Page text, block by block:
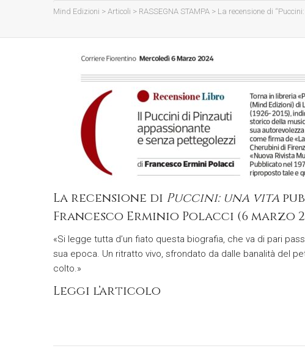
Mind Edizioni > Articoli > RASSEGNA STAMPA > La recensione di
La recensione di Puccini: una vita
Francesco Erminio Polacci (6 marzo
«Si legge tutta d’un fiato questa biografia, che va di pari
sua epoca. Un ritratto vivo, sfrondato da dalle banalità del
colto.»
Leggi l’articolo